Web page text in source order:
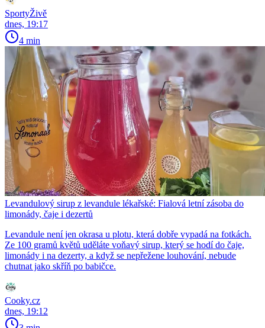
SportyŽivě
dnes, 19:17
4 min
Levandulový sirup z levandule lékařské: Fialová letní zásoba do
limonády, čaje i dezertů
Levandule není jen okrasa u plotu, která dobře vypadá na fotkách.
Ze 100 gramů květů uděláte voňavý sirup, který se hodí do čaje,
limonády i na dezerty, a když se nepřežene louhování, nebude
chutnat jako skříň po babičce.
Cooky.cz
dnes, 19:12